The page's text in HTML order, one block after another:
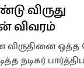
விருது
விவரம்
விருதினை
நடிகர்